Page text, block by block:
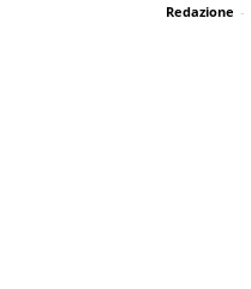
Redazione -